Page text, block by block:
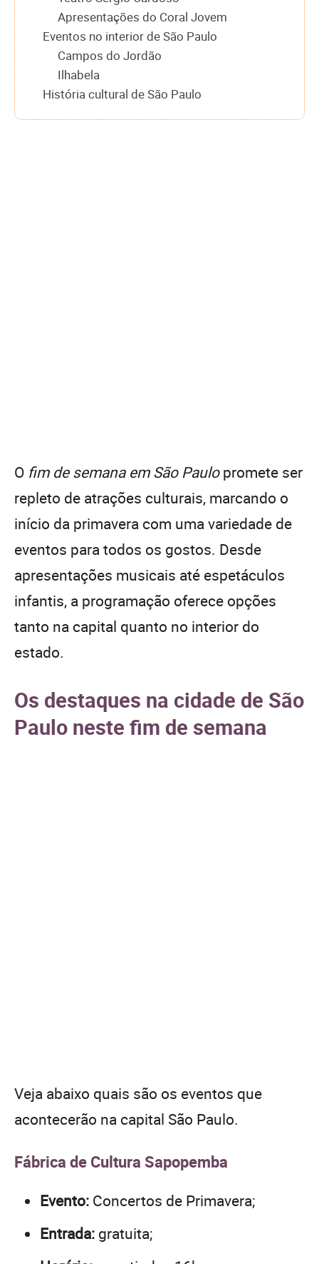
Apresentações do Coral Jovem
Eventos no interior de São Paulo
Campos do Jordão
Ilhabela
História cultural de São Paulo
O fim de semana em São Paulopromete ser
repleto de atrações culturais, marcando o
início da primavera com uma variedade de
eventos para todos os gostos. Desde
apresentações musicais até espetáculos
infantis, a programação oferece opções
tanto na capital quanto no interior do
estado.
Os destaques na cidade de São
Paulo neste fim de semana
Veja abaixo quais são os eventos que
acontecerão na capital São Paulo.
Fábrica de Cultura Sapopemba
Evento: Concertos de Primavera;
Entrada: gratuita;